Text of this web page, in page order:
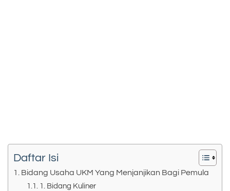
Daftar Isi
Bidang Usaha UKM Yang Menjanjikan Bagi Pemula
1. Bidang Kuliner